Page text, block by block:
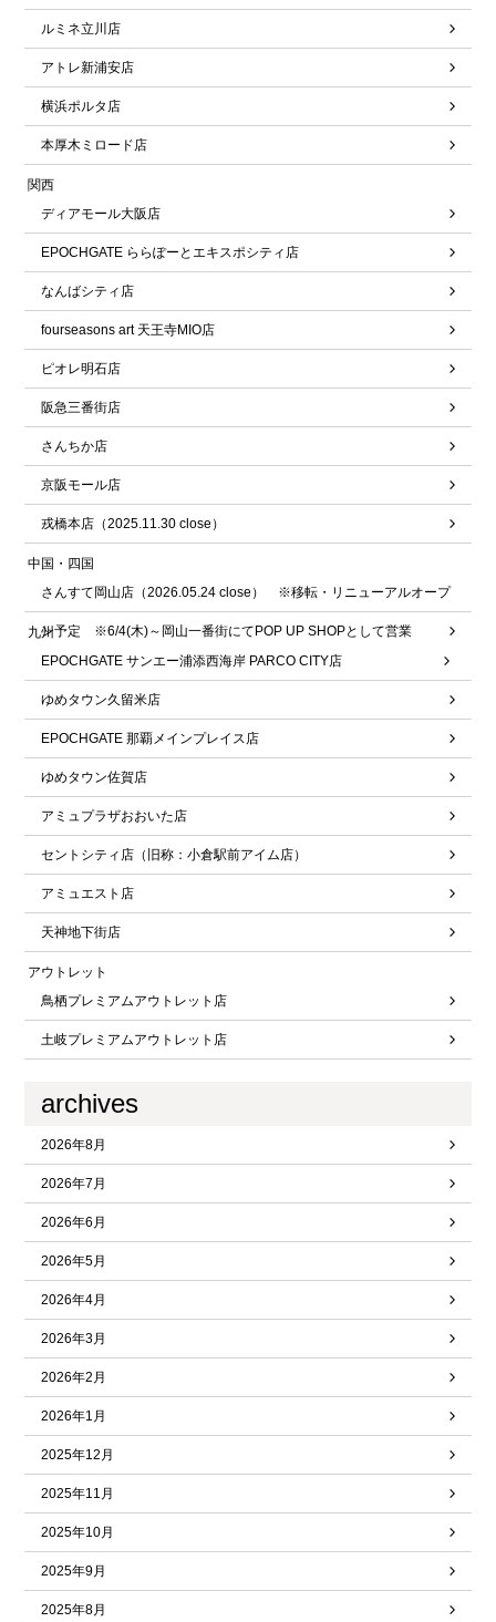
ルミネ立川店
アトレ新浦安店
横浜ポルタ店
本厚木ミロード店
関西
ディアモール大阪店
EPOCHGATE ららぽーとエキスポシティ店
なんばシティ店
fourseasons art 天王寺MIO店
ピオレ明石店
阪急三番街店
さんちか店
京阪モール店
戎橋本店（2025.11.30 close）
中国・四国
さんすて岡山店（2026.05.24 close） ※移転・リニューアルオープ
ン予定 ※6/4(木)～岡山一番街にてPOP UP SHOPとして営業
九州
EPOCHGATE サンエー浦添西海岸 PARCO CITY店
ゆめタウン久留米店
EPOCHGATE 那覇メインプレイス店
ゆめタウン佐賀店
アミュプラザおおいた店
セントシティ店（旧称：小倉駅前アイム店）
アミュエスト店
天神地下街店
アウトレット
鳥栖プレミアムアウトレット店
土岐プレミアムアウトレット店
archives
2026年8月
2026年7月
2026年6月
2026年5月
2026年4月
2026年3月
2026年2月
2026年1月
2025年12月
2025年11月
2025年10月
2025年9月
2025年8月